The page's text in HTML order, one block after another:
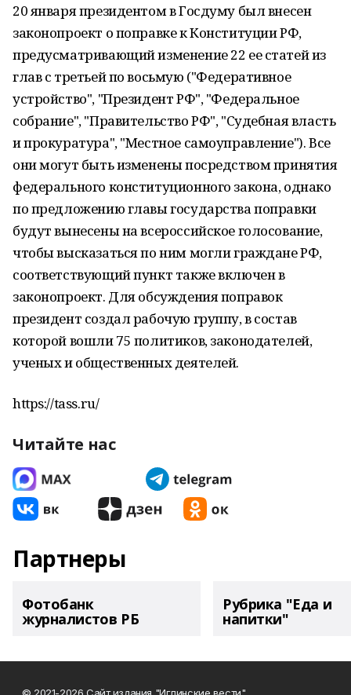
20 января президентом в Госдуму был внесен
законопроект о поправке к Конституции РФ,
предусматривающий изменение 22 ее статей из
глав с третьей по восьмую ("Федеративное
устройство", "Президент РФ", "Федеральное
собрание", "Правительство РФ", "Судебная власть
и прокуратура", "Местное самоуправление"). Все
они могут быть изменены посредством принятия
федерального конституционного закона, однако
по предложению главы государства поправки
будут вынесены на всероссийское голосование,
чтобы высказаться по ним могли граждане РФ,
соответствующий пункт также включен в
законопроект. Для обсуждения поправок
президент создал рабочую группу, в состав
которой вошли 75 политиков, законодателей,
ученых и общественных деятелей.
https://tass.ru/
Читайте нас
Партнеры
Фотобанк
журналистов РБ
Рубрика "Еда и
напитки"